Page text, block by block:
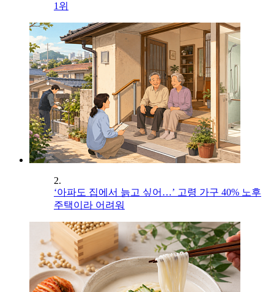
1위
2.
‘아파도 집에서 늙고 싶어…’ 고령 가구 40% 노후
주택이라 어려워